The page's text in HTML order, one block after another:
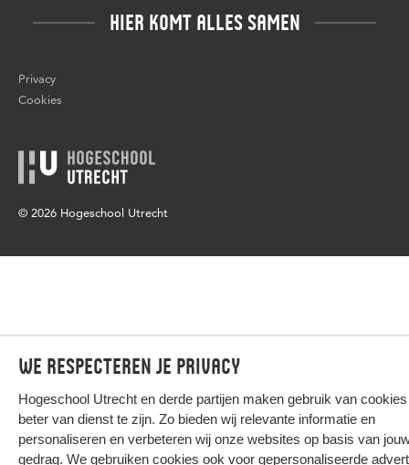
We respecteren je privacy
Hogeschool Utrecht en derde partijen maken gebruik van
beter van dienst te zijn. Zo bieden wij relevante informatie en
personaliseren en verbeteren wij onze websites op basis van
gedrag. We gebruiken cookies ook voor gepersonaliseerde
HIER KOMT ALLES SAMEN
Privacy
Cookies
© 2026 Hogeschool Utrecht